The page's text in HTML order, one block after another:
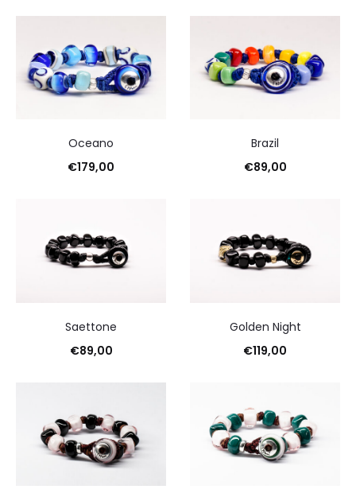
Oceano
€179,00
Brazil
€89,00
Saettone
€89,00
Golden Night
€119,00